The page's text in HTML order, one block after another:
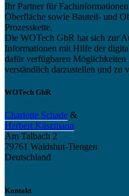
Ihr Partner für
Oberfläche sowie Bauteil- und
Prozesskette.
Die WOTech GbR hat sich zur
Informationen mit Hilfe der
dafür verfügbaren
verständlich darzustellen und zu
WOTech GbR
Charlotte Schade &
Herbert Käszmann
Am Talbach 2
79761 Waldshut-Tiengen
Deutschland
Kontakt